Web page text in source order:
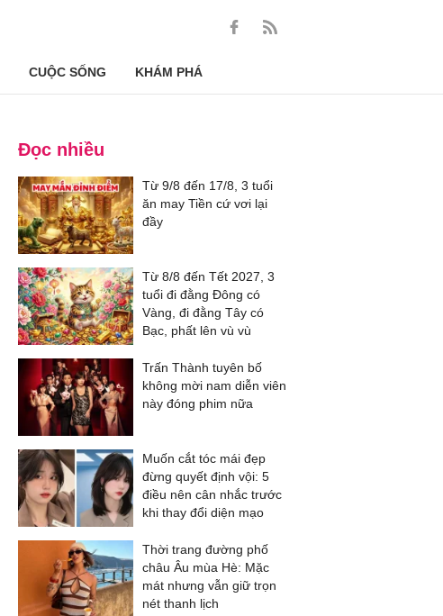
CUỘC SỐNG KHÁM PHÁ
Đọc nhiều
Từ 9/8 đến 17/8, 3 tuổi
ăn may Tiền cứ vơi lại
đầy
Từ 8/8 đến Tết 2027, 3
tuổi đi đằng Đông có
Vàng, đi đằng Tây có
Bạc, phất lên vù vù
Trấn Thành tuyên bố
không mời nam diễn viên
này đóng phim nữa
Muốn cắt tóc mái đẹp
đừng quyết định vội: 5
điều nên cân nhắc trước
khi thay đổi diện mạo
Thời trang đường phố
châu Âu mùa Hè: Mặc
mát nhưng vẫn giữ trọn
nét thanh lịch